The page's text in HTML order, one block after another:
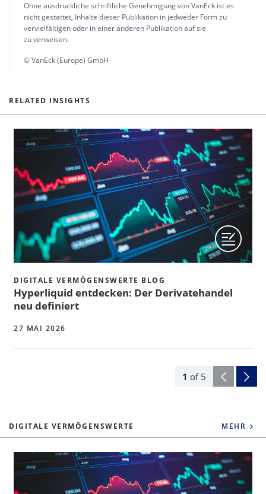
Ohne ausdrückliche schriftliche Genehmigung von VanEck ist es
nicht gestattet, Inhalte dieser Publikation in jedweder Form zu
vervielfältigen oder in einer anderen Publikation auf sie
zu verweisen.
© VanEck (Europe) GmbH
RELATED INSIGHTS
1 of 5
DIGITALE VERMÖGENSWERTE BLOG
Hyperliquid entdecken: Der Derivatehandel
neu definiert
27 MAI 2026
DIGITALE VERMÖGENSWERTE MEHR